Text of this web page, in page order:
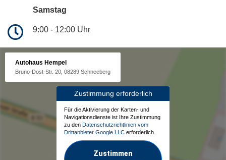
Samstag
9:00 - 12:00 Uhr
Autohaus Hempel
Bruno-Dost-Str. 20, 08289 Schneeberg
Zustimmung erforderlich
Für die Aktivierung der Karten- und
Navigationsdienste ist Ihre Zustimmung
zu den Datenschutzrichtlinien vom
Drittanbieter Google LLC erforderlich.
Zustimmen